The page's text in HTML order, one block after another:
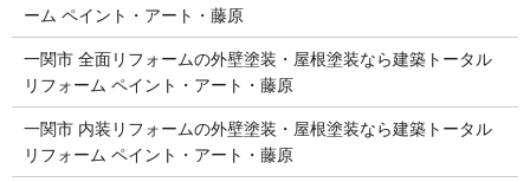
ーム ペイント・アート・藤原
一関市 全面リフォームの外壁塗装・屋根塗装なら建築トータル
リフォーム ペイント・アート・藤原
一関市 内装リフォームの外壁塗装・屋根塗装なら建築トータル
リフォーム ペイント・アート・藤原